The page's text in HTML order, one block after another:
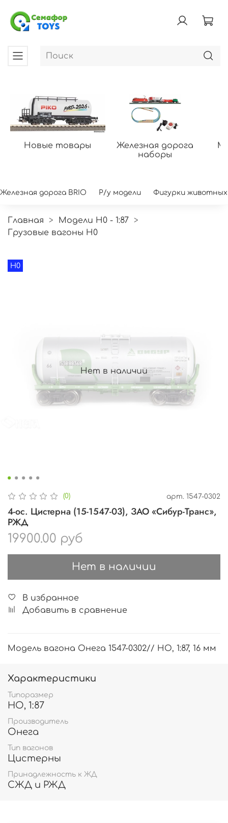
Новые товары
Железная дорога
наборы
Железная дорога BRIO Р/у модели Фигурки животных
Главная
Модели H0 - 1:87
Грузовые вагоны H0
Нет в наличии
H0
(0) арт. 1547-0302
4-ос. Цистерна (15-1547-03), ЗАО «Сибур-Транс»,
РЖД
19900.00 руб
Нет в наличии
В избранное
Добавить в сравнение
Модель вагона Онега 1547-0302// HO, 1:87, 16 мм
Характеристики
Типоразмер
HO, 1:87
Производитель
Онега
Тип вагонов
Цистерны
Принадлежность к ЖД
СЖД и РЖД